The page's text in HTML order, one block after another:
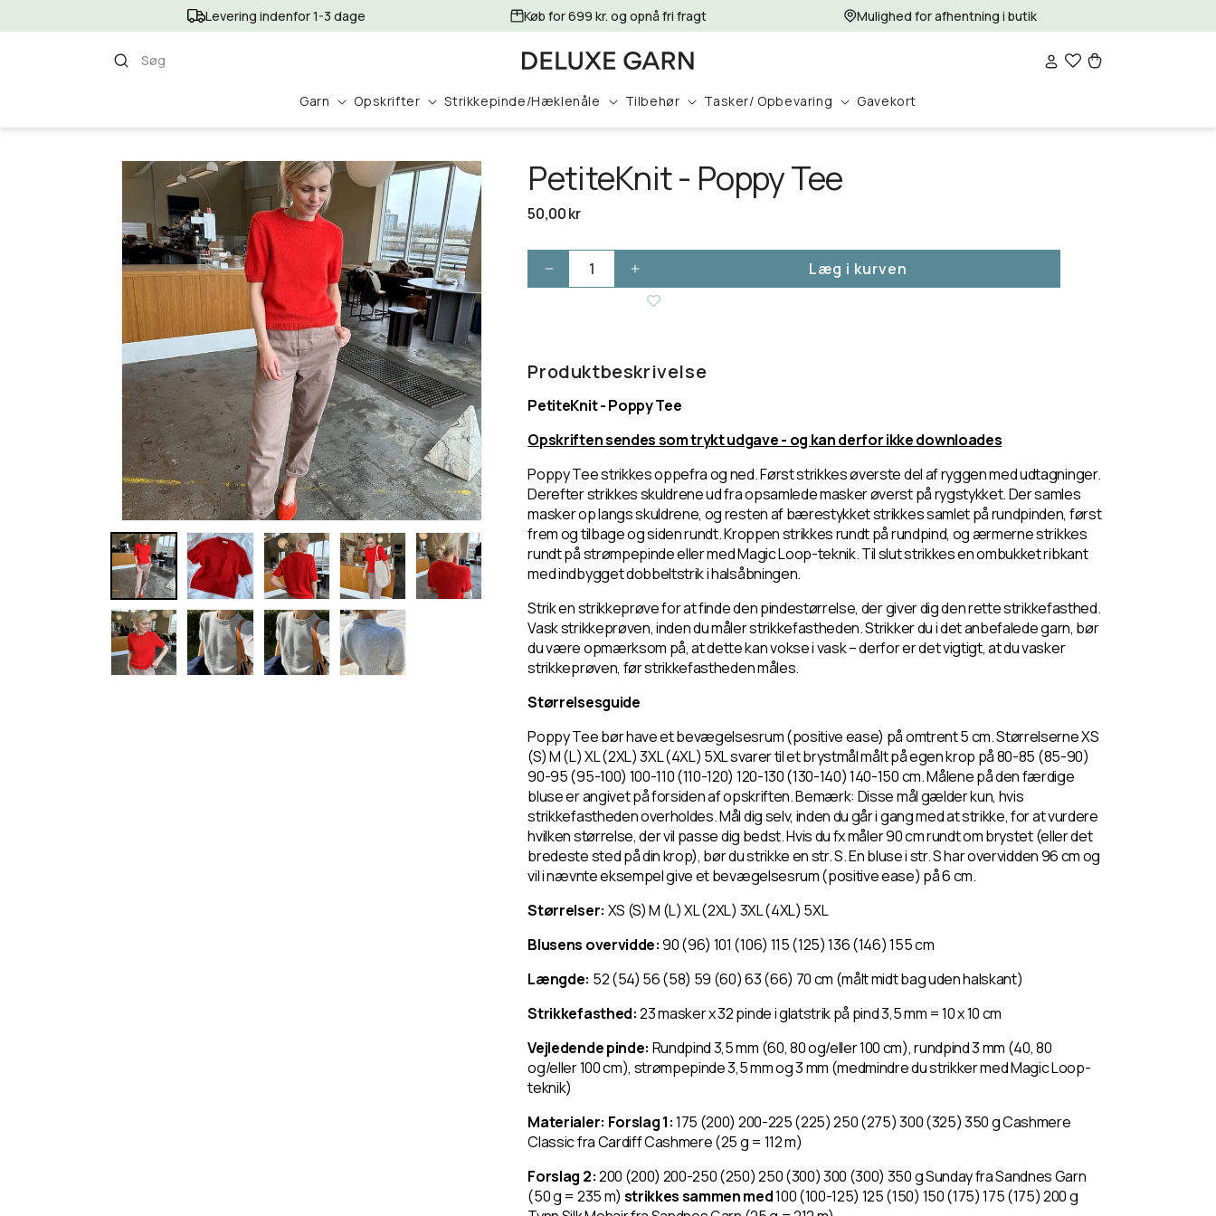
indhold
Levering indenfor 1-3 dage Køb for 699 kr. og opnå fri fragt Mulighed for afhentning i butik
Søg
Garn Opskrifter Strikkepinde/Hæklenåle Tilbehør Tasker/ Opbevaring Gavekort
ind
Indkøbskurv
produktoplysninger
PetiteKnit - Poppy Tee
Normalpris
50,00 kr
Reducer
Poppy
Øg
antallet
Poppy
Læg i kurven
Produktbeskrivelse
PetiteKnit - Poppy Tee
Opskriften sendes som trykt udgave - og kan derfor ikke downloades
Poppy Tee strikkes oppefra og ned. Først strikkes øverste del af ryggen med udtagninger.
Derefter strikkes skuldrene ud fra opsamlede masker øverst på rygstykket. Der samles
masker op langs skuldrene, og resten af bærestykket strikkes samlet på rundpinden, først
frem og tilbage og siden rundt. Kroppen strikkes rundt på rundpind, og ærmerne strikkes
rundt på strømpepinde eller med Magic Loop-teknik. Til slut strikkes en ombukket ribkant
med indbygget dobbeltstrik i halsåbningen.
Strik en strikkeprøve for at finde den pindestørrelse, der giver dig den rette strikkefasthed.
Vask strikkeprøven, inden du måler strikkefastheden. Strikker du i det anbefalede garn, bør
du være opmærksom på, at dette kan vokse i vask – derfor er det vigtigt, at du vasker
strikkeprøven, før strikkefastheden måles.
Størrelsesguide
Poppy Tee bør have et bevægelsesrum (positive ease) på omtrent 5 cm. Størrelserne XS
(S) M (L) XL (2XL) 3XL (4XL) 5XL svarer til et brystmål målt på egen krop på 80-85 (85-90)
90-95 (95-100) 100-110 (110-120) 120-130 (130-140) 140-150 cm. Målene på den færdige
bluse er angivet på forsiden af opskriften. Bemærk: Disse mål gælder kun, hvis
strikkefastheden overholdes. Mål dig selv, inden du går i gang med at strikke, for at vurdere
hvilken størrelse, der vil passe dig bedst. Hvis du fx måler 90 cm rundt om brystet (eller det
bredeste sted på din krop), bør du strikke en str. S. En bluse i str. S har overvidden 96 cm og
vil i nævnte eksempel give et bevægelsesrum (positive ease) på 6 cm.
Størrelser: XS (S) M (L) XL (2XL) 3XL (4XL) 5XL
Blusens overvidde:90 (96) 101 (106) 115 (125) 136 (146) 155 cm
Længde: 52 (54) 56 (58) 59 (60) 63 (66) 70 cm (målt midt bag uden halskant)
Strikkefasthed:23 masker x 32 pinde i glatstrik på pind 3,5 mm = 10 x 10 cm
Vejledende pinde: Rundpind 3,5 mm (60, 80 og/eller 100 cm), rundpind 3 mm (40, 80
og/eller 100 cm), strømpepinde 3,5 mm og 3 mm (medmindre du strikker medMagic Loop-
teknik)
Materialer: Forslag 1:175 (200) 200-225 (225) 250 (275) 300 (325) 350 g Cashmere
Classic fra Cardiff Cashmere (25 g = 112 m)
Forslag 2:200 (200) 200-250 (250) 250 (300) 300 (300) 350 g Sunday fra Sandnes Garn
(50 g = 235 m) strikkes sammen med100 (100-125) 125 (150) 150 (175) 175 (175) 200 g